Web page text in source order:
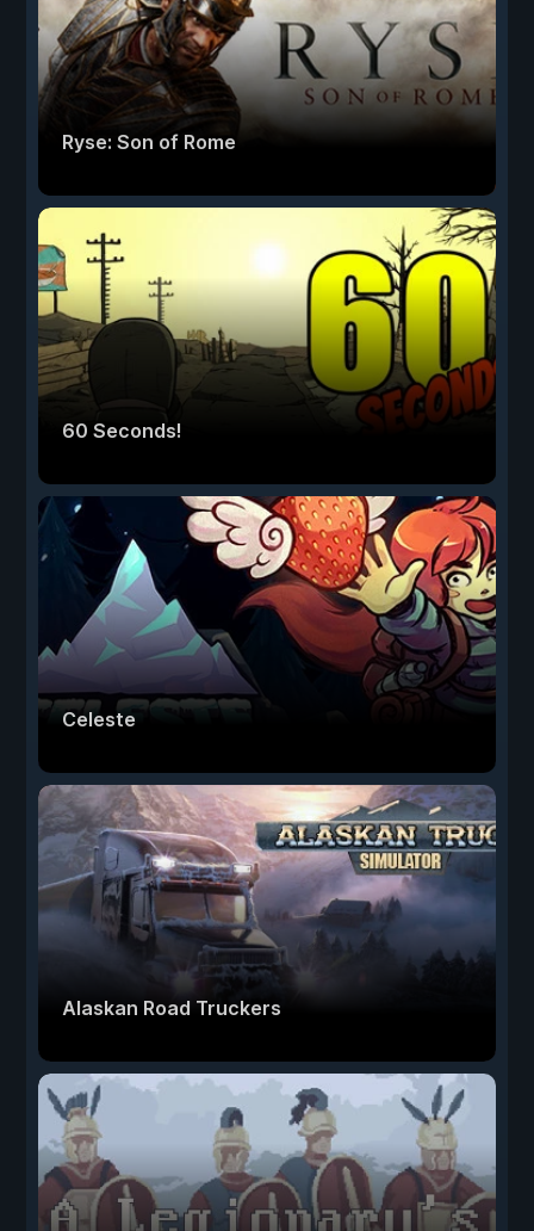
Ryse: Son of Rome
60 Seconds!
Celeste
Alaskan Road Truckers